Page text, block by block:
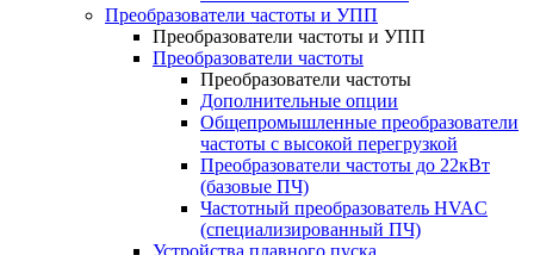
Преобразователи частоты и УПП
Преобразователи частоты и УПП
Преобразователи частоты
Преобразователи частоты
Дополнительные опции
Общепромышленные преобразователи
частоты с высокой перегрузкой
Преобразователи частоты до 22кВт
(базовые ПЧ)
Частотный преобразователь HVAC
(специализированный ПЧ)
Устройства плавного пуска